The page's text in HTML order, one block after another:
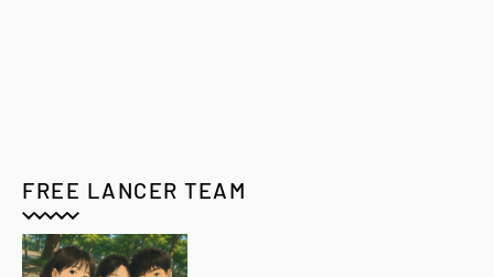
FREE LANCER TEAM